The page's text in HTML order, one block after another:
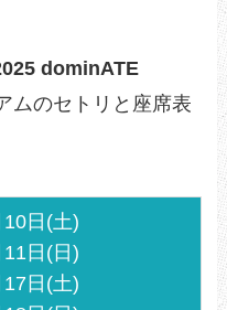
dominATE
ムのセトリと座席表
日(土)
日(日)
日(土)